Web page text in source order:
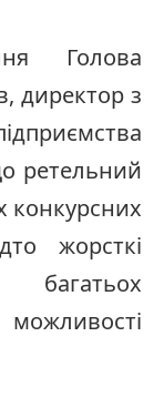
Голова
директор з
ретельний
конкурсних
жорсткі